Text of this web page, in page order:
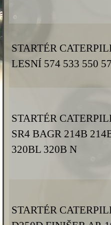
STARTÉR
LESNÍ 574 533 550
STARTÉR
SR4 BAGR 214B
320BL 320B N
STARTÉR